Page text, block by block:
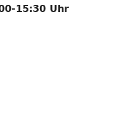
15:30 Uhr